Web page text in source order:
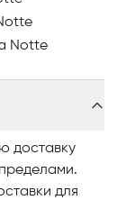
Notte
доставку
для